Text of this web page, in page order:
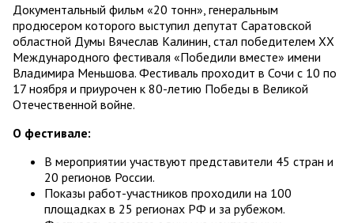
Документальный фильм «20 тонн», генеральным
продюсером которого выступил депутат Саратовской
областной Думы Вячеслав Калинин, стал победителем ХХ
Международного фестиваля «Победили вместе» имени
Владимира Меньшова. Фестиваль проходит в Сочи с 10 по
17 ноября и приурочен к 80-летию Победы в Великой
Отечественной войне.
О фестивале:
В мероприятии участвуют представители 45 стран и
20 регионов России.
Показы работ-участников проходили на 100
площадках в 25 регионах РФ и за рубежом.